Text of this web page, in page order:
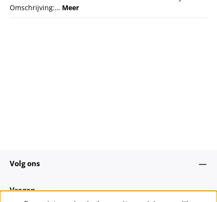
Omschrijving:… Meer
Volg ons
Vragen